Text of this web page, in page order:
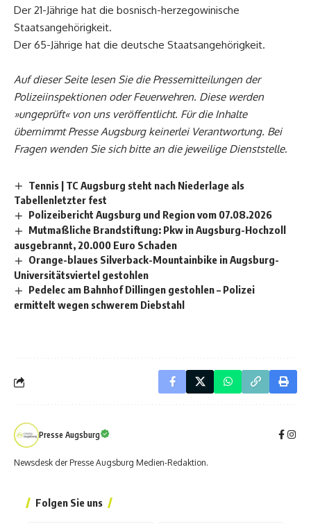
Der 21-Jährige hat die bosnisch-herzegowinische
Staatsangehörigkeit.
Der 65-Jährige hat die deutsche Staatsangehörigkeit.
Auf dieser Seite lesen Sie die Pressemitteilungen der
Polizeiinspektionen oder Feuerwehren. Diese werden
»ungeprüft« von uns veröffentlicht. Für die Inhalte
übernimmt Presse Augsburgkeinerlei Verantwortung. Bei
Fragen wenden Sie sich bitte an die jeweilige Dienststelle.
Tennis | TC Augsburg steht nach Niederlage als
Tabellenletzter fest
Polizeibericht Augsburg und Region vom 07.08.2026
Mutmaßliche Brandstiftung: Pkw in Augsburg-Hochzoll
ausgebrannt, 20.000 Euro Schaden
Orange-blaues Silverback-Mountainbike in Augsburg-
Universitätsviertel gestohlen
Pedelec am Bahnhof Dillingen gestohlen – Polizei
ermittelt wegen schwerem Diebstahl
Presse Augsburg
Newsdesk der Presse Augsburg Medien-Redaktion.
Folgen Sie uns